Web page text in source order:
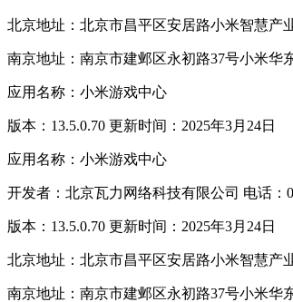
北京地址：北京市昌平区安居路小米智慧产
南京地址：南京市建邺区永初路37号小米华
应用名称：小米游戏中心
版本：13.5.0.70 更新时间：2025年3月24日
应用名称：小米游戏中心
开发者：北京瓦力网络科技有限公司 电话：
版本：13.5.0.70 更新时间：2025年3月24日
北京地址：北京市昌平区安居路小米智慧产
南京地址：南京市建邺区永初路37号小米华